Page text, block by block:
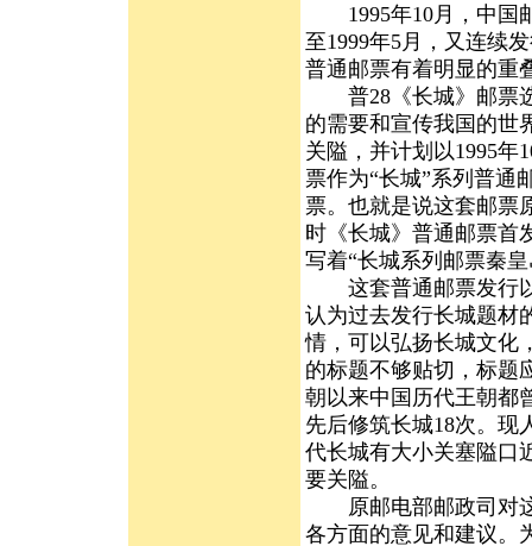
1995年10月，中国邮
至1999年5月，又连续
普通邮票有着明显的重
普28《长城》邮票选
的需要和宣传我国的
关隘，并计划以1995年
票作为“长城”系列普通
票。也就是说这套邮票
时《长城》普通邮票首
写着“长城系列邮票秦
这套普通邮票发行以
认为过去发行长城题材
情，可以弘扬长城文化
的标题不够贴切，标题
朝以来中国历代王朝都
先后修筑长城18次。现
代长城有大小关塞隘口
要关隘。
原邮电部邮政司对这
各方面的意见和建议。